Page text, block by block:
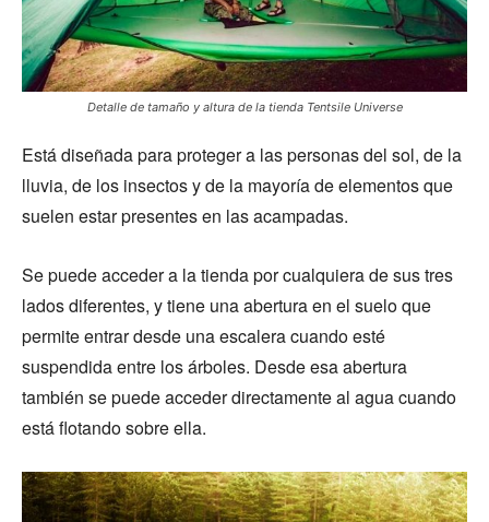
Detalle de tamaño y altura de la tienda Tentsile Universe
Está diseñada para proteger a las personas del sol, de la
lluvia, de los insectos y de la mayoría de elementos que
suelen estar presentes en las acampadas.
Se puede acceder a la tienda por cualquiera de sus tres
lados diferentes, y tiene una abertura en el suelo que
permite entrar desde una escalera cuando esté
suspendida entre los árboles. Desde esa abertura
también se puede acceder directamente al agua cuando
está flotando sobre ella.